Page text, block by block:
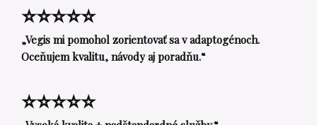
⭐⭐⭐⭐⭐
„Vegis mi pomohol zorientovať sa v adaptogénoch.
Oceňujem kvalitu, návody aj poradňu.“
⭐⭐⭐⭐⭐